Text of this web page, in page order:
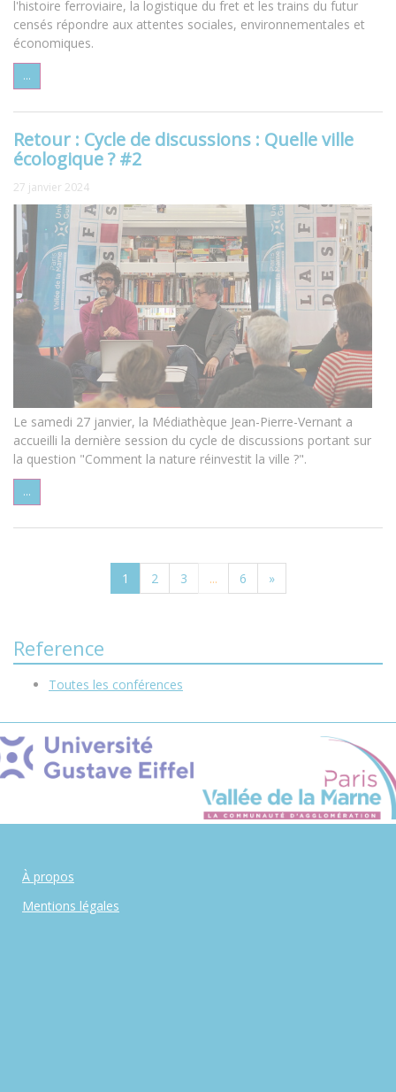
l'histoire ferroviaire, la logistique du fret et les trains du futur
censés répondre aux attentes sociales, environnementales et
économiques.
...
Retour : Cycle de discussions : Quelle ville
écologique ? #2
27 janvier 2024
Le samedi 27 janvier, la Médiathèque Jean-Pierre-Vernant a
accueilli la dernière session du cycle de discussions portant sur
la question "Comment la nature réinvestit la ville ?".
...
1 2 3 ... 6 »
Reference
Toutes les conférences
À propos
Mentions légales